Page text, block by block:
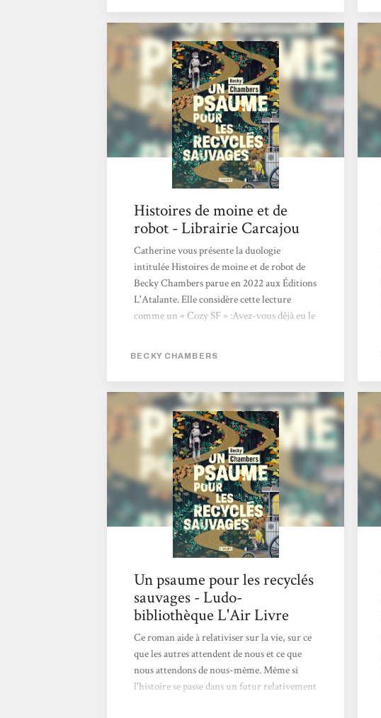
Chambers interroge avec ces personnages
très touchants nos potentialités heureuses
ou mélancoliques, notre lien au vivant
(synthétique ou organique) et ce dont nous
pourrions manquer alors que tout nous
semble offert. Traduits par Marie Surgers,
ces "Histoires de moine et de robot" sont
publiés aux éditions L'Atalante qui...
Histoires de moine et de
robot - Librairie Carcajou
Catherine vous présente la duologie
intitulée Histoires de moine et de robot de
Becky Chambers parue en 2022 aux Éditions
L'Atalante. Elle considère cette lecture
comme un « Cozy SF » :Avez-vous déjà eu le
science-fiction, dans laquelle un robot et un
humain confrontent leurs visions du monde.
Au fil des pages et de leurs voyages, leur
amitié poignante nait et s’approfondie, alors
que se dévoile la beauté de l’univers autour
d’eux. Une lecture...
BECKY CHAMBERS
Un psaume pour les recyclés
sauvages - Ludo-
bibliothèque L'Air Livre
Ce roman aide à relativiser sur la vie, sur ce
que les autres attendent de nous et ce que
nous attendons de nous-même. Même si
l'histoire se passe dans un futur relativement